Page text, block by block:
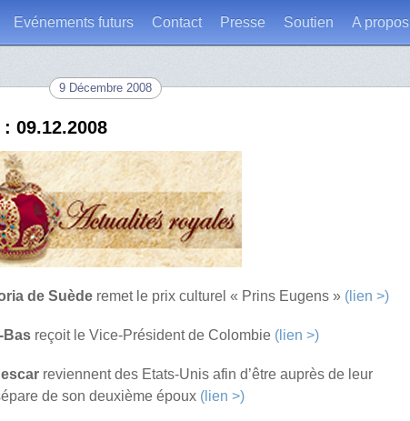
Evénements futurs Contact Presse Soutien A propos
9 Décembre 2008
09.12.2008
de Suède remet le prix culturel « Prins Eugens » (lien >)
Bas reçoit le Vice-Président de Colombie (lien >)
reviennent des Etats-Unis afin d’être auprès de leur
de son deuxième époux (lien >)